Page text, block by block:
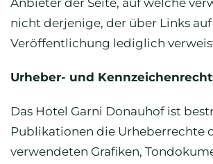
Anbieter der Seite, auf welche
nicht derjenige, der über Links
Veröffentlichung lediglich
Urheber- und
Das Hotel Garni Donauhof ist
Publikationen die Urheberrechte
verwendeten Grafiken,